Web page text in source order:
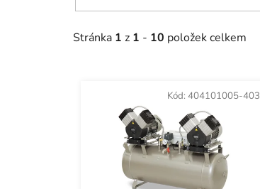
Stránka 1 z 1 - 10 položek celkem
r
o
Kód: 404101005-403